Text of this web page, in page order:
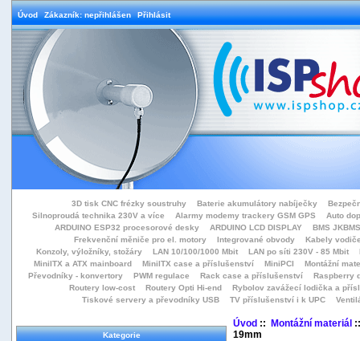
Úvod Zákazník: nepřihlášen Přihlásit
3D tisk CNC frézky soustruhy Baterie akumulátory nabíječky
Silnoproudá technika 230V a více
Alarmy modemy trackery GSM GPS
Auto
ARDUINO ESP32 procesorové desky
ARDUINO LCD DISPLAY
BMS
Frekvenční měniče pro el. motory
Integrované obvody
Kabely
Konzoly, výložníky, stožáry
LAN 10/100/1000 Mbit LAN po síti 230V - 85 Mbit
MiniITX a ATX mainboard
MiniITX case a příslušenství MiniPCI
Montážní
Převodníky - konvertory
PWM regulace Rack case a příslušenství
Raspberry
Routery low-cost
Routery Opti Hi-end
Rybolov zavážecí lodička a přísl
Tiskové servery a převodníky USB
TV příslušenství i k UPC
Kategorie
Úvod:: Montážní materiál::
19mm